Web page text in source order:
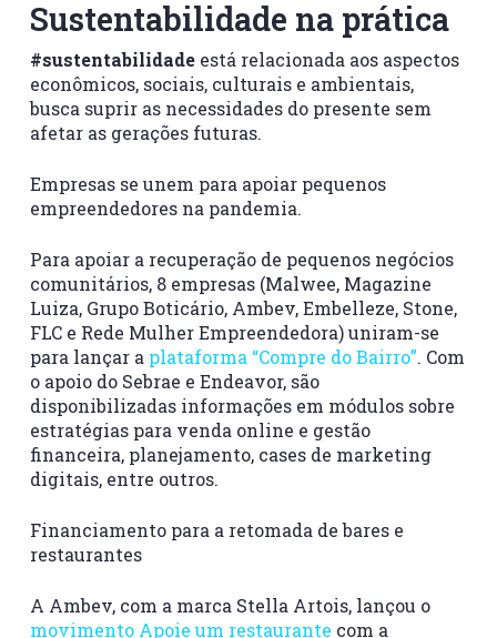
Sustentabilidade na prática
#sustentabilidadeestá relacionada aos aspectos
econômicos, sociais, culturais e ambientais,
busca suprir as necessidades do presente sem
afetar as gerações futuras.
Empresas se unem para apoiar pequenos
empreendedores na pandemia.
Para apoiar a recuperação de pequenos negócios
comunitários, 8 empresas (Malwee, Magazine
Luiza, Grupo Boticário, Ambev, Embelleze, Stone,
FLC e Rede Mulher Empreendedora) uniram-se
para lançar a plataforma “Compre do Bairro”. Com
o apoio do Sebrae e Endeavor, são
disponibilizadas informações em módulos sobre
estratégias para venda online e gestão
financeira, planejamento, cases de marketing
digitais, entre outros.
Financiamento para a retomada de bares e
restaurantes
A Ambev, com a marca Stella Artois, lançou o
movimento Apoie um restaurante com a